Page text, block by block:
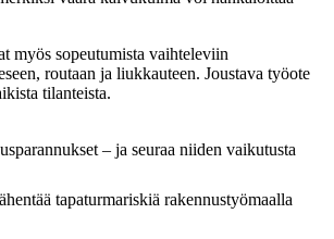
myös sopeutumista vaihteleviin
routaan ja liukkauteen. Joustava työote
tilanteista.
– ja seuraa niiden vaikutusta
tapaturmariskiä rakennustyömaalla